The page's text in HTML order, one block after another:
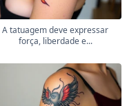
A tatuagem deve expressar
força, liberdade e...